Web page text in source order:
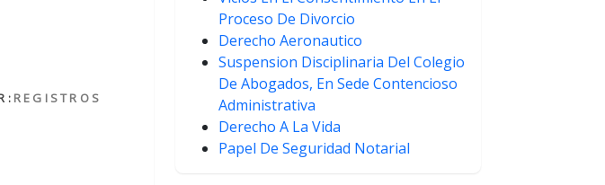
REGISTROS
Proceso De Divorcio
Derecho Aeronautico
Suspension Disciplinaria Del Colegio
De Abogados, En Sede Contencioso
Administrativa
Derecho A La Vida
Papel De Seguridad Notarial